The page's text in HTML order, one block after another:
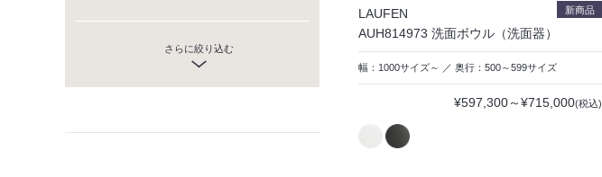
さらに絞り込む
新商品
LAUFEN
AUH814973 洗面ボウル（洗面器）
幅：1000サイズ～ ／ 奥行：500～599サイズ
¥597,300～¥715,000(税込)